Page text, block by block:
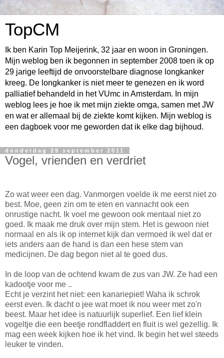
TopCM
Ik ben Karin Top Meijerink, 32 jaar en woon in Groningen.
Mijn weblog ben ik begonnen in september 2008 toen ik op
29 jarige leeftijd de onvoorstelbare diagnose longkanker
kreeg. De longkanker is niet meer te genezen en ik word
palliatief behandeld in het VUmc in Amsterdam. In mijn
weblog lees je hoe ik met mijn ziekte omga, samen met JW
en wat er allemaal bij de ziekte komt kijken. Mijn weblog is
een dagboek voor me geworden dat ik elke dag bijhoud.
donderdag 29 september 2011
Vogel, vrienden en verdriet
Zo wat weer een dag. Vanmorgen voelde ik me eerst niet zo
best. Moe, geen zin om te eten en vannacht ook een
onrustige nacht. Ik voel me gewoon ook mentaal niet zo
goed. Ik maak me druk over mijn stem. Het is gewoon niet
normaal en als ik op internet kijk dan vermoed ik wel dat er
iets anders aan de hand is dan een hese stem van
medicijnen. De dag begon niet al te goed dus.
In de loop van de ochtend kwam de zus van JW. Ze had een
kadootje voor me ..
Echt je verzint het niet: een kanariepiet! Waha ik schrok
eerst even. Ik dacht o jee wat moet ik nou weer met zo'n
beest. Maar het idee is natuurlijk superlief. Een lief klein
vogeltje die een beetje rondfladdert en fluit is wel gezellig. Ik
mag een week kijken hoe ik het vind. Ik begin het wel steeds
leuker te vinden.